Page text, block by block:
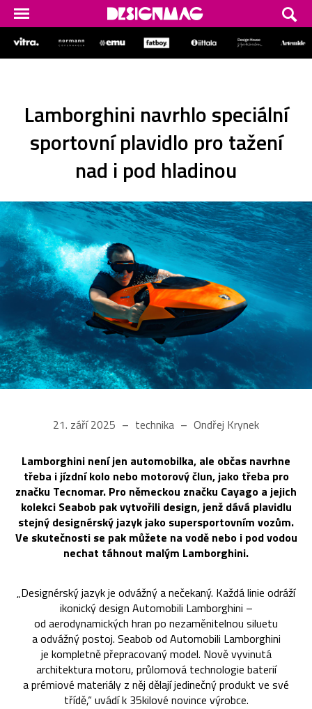
Lamborghini navrhlo speciální
sportovní plavidlo pro tažení
nad i pod hladinou
21. září 2025 technika Ondřej Krynek
Lamborghini není jen automobilka, ale občas navrhne
třeba i jízdní kolo nebo motorový člun, jako třeba pro
značku Tecnomar. Pro německou značku Cayago a jejich
kolekci Seabob pak vytvořili design, jenž dává plavidlu
stejný designérský jazyk jako supersportovním vozům.
Ve skutečnosti se pak můžete na vodě nebo i pod vodou
nechat táhnout malým Lamborghini.
„Designérský jazyk je odvážný a nečekaný. Každá linie odráží
ikonický design Automobili Lamborghini –
od aerodynamických hran po nezaměnitelnou siluetu
a odvážný postoj. Seabob od Automobili Lamborghini
je kompletně přepracovaný model. Nově vyvinutá
architektura motoru, průlomová technologie baterií
a prémiové materiály z něj dělají jedinečný produkt ve své
třídě,“ uvádí k 35kilové novince výrobce.